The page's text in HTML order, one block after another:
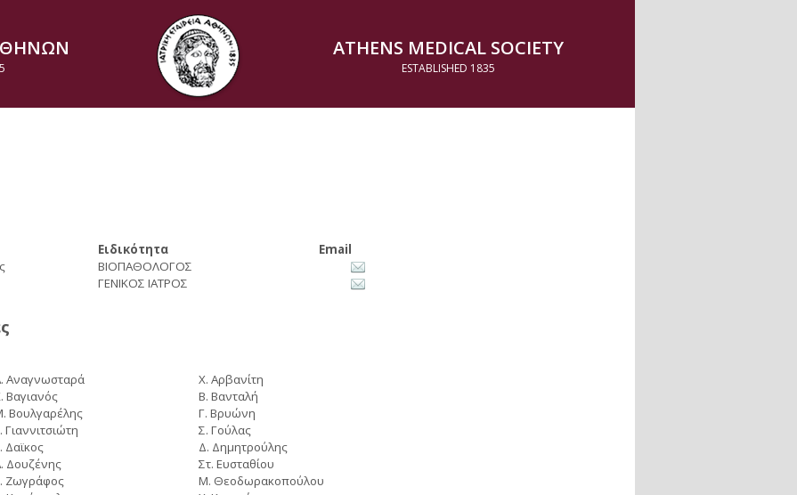
ATHENS MEDICAL SOCIETY
ESTABLISHED 1835
Ειδικότητα
Email
ΒΙΟΠΑΘΟΛΟΓΟΣ
ΓΕΝΙΚΟΣ ΙΑΤΡΟΣ
Αναγνωσταρά
Χ. Αρβανίτη
Βαγιανός
Β. Βανταλή
Βουλγαρέλης
Γ. Βρυώνη
Γιαννιτσιώτη
Σ. Γούλας
Δαϊκος
Δ. Δημητρούλης
Δουζένης
Στ. Ευσταθίου
Ζωγράφος
Μ. Θεοδωρακοπούλου